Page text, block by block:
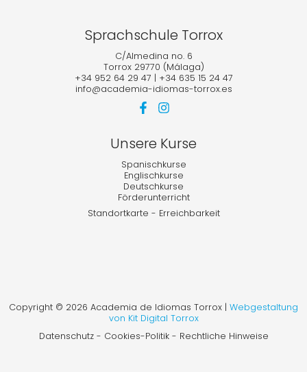
Sprachschule Torrox
C/Almedina no. 6
Torrox 29770 (Málaga)
+34 952 64 29 47 | +34 635 15 24 47
info@academia-idiomas-torrox.es
Unsere Kurse
Spanischkurse
Englischkurse
Deutschkurse
Förderunterricht
Standortkarte - Erreichbarkeit
Copyright © 2026 Academia de Idiomas Torrox | Webgestaltung
von Kit Digital Torrox
Datenschutz - Cookies-Politik - Rechtliche Hinweise